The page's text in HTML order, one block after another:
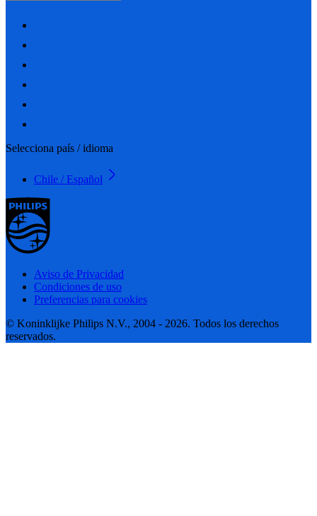
Selecciona país / idioma
Chile / Español
Aviso de Privacidad
Condiciones de uso
Preferencias para cookies
© Koninklijke Philips N.V., 2004 - 2026. Todos los derechos
reservados.